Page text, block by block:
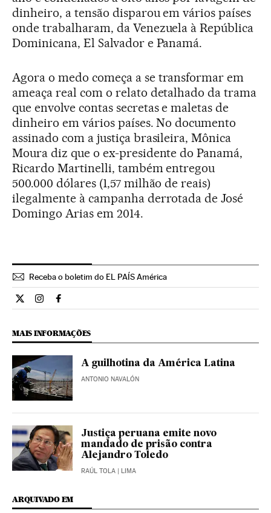
dinheiro, a tensão disparou em vários países
onde trabalharam, da Venezuela à República
Dominicana, El Salvador e Panamá.
Agora o medo começa a se transformar em
ameaça real com o relato detalhado da trama
que envolve contas secretas e maletas de
dinheiro em vários países. No documento
assinado com a justiça brasileira, Mônica
Moura diz que o ex-presidente do Panamá,
Ricardo Martinelli, também entregou
500.000 dólares (1,57 milhão de reais)
ilegalmente à campanha derrotada de José
Domingo Arias em 2014.
Receba o boletim do EL PAÍS América
Internacional El País Brasil en Twitter
Internacional El País Brasil en Instagram
Internacional El País Brasil en Facebook
MAIS INFORMAÇÕES
A guilhotina da América Latina
ANTONIO NAVALÓN
Justiça peruana emite novo
mandado de prisão contra
Alejandro Toledo
RAÚL TOLA | LIMA
ARQUIVADO EM